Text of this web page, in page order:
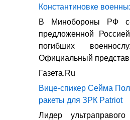
Константиновке
В Минобороны РФ
предложенной
погибших
Официальный
Газета.Ru
Вице-спикер Сейма
ракеты для ЗРК Patriot
Лидер